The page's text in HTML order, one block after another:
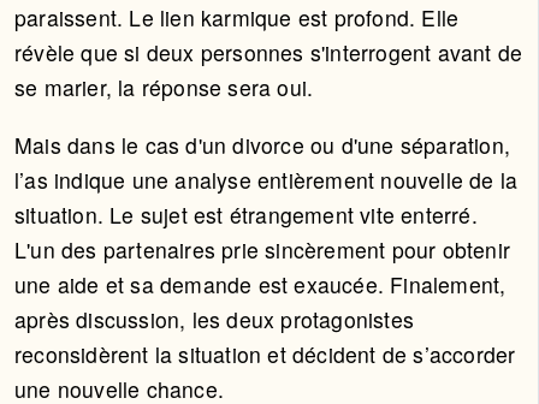
paraissent. Le lien karmique est profond. Elle
révèle que si deux personnes s'interrogent avant de
se marier, la réponse sera oui.
Mais dans le cas d'un divorce ou d'une séparation,
l’as indique une analyse entièrement nouvelle de la
situation. Le sujet est étrangement vite enterré.
L'un des partenaires prie sincèrement pour obtenir
une aide et sa demande est exaucée. Finalement,
après discussion, les deux protagonistes
reconsidèrent la situation et décident de s’accorder
une nouvelle chance.